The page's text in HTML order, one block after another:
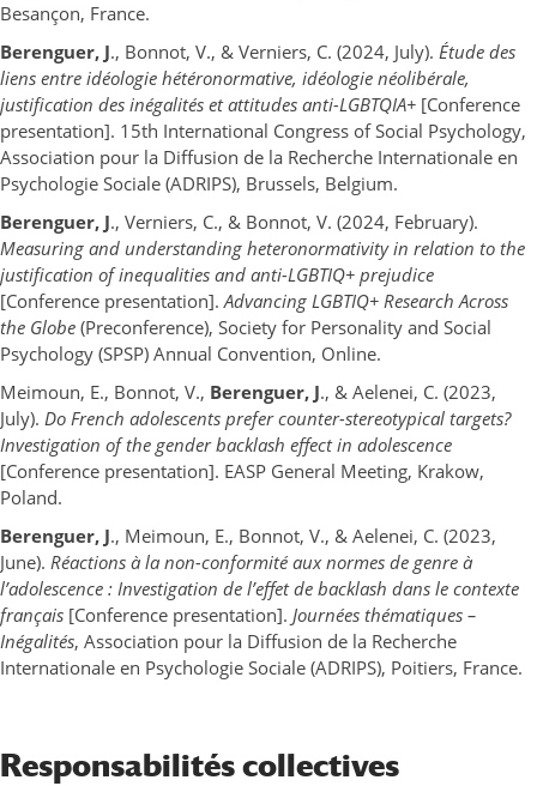
Besançon, France.
Berenguer, J., Bonnot, V., & Verniers, C. (2024, July). Étude des
liens entre idéologie hétéronormative, idéologie néolibérale,
justification des inégalités et attitudes anti-LGBTQIA+ [Conference
presentation]. 15th International Congress of Social Psychology,
Association pour la Diffusion de la Recherche Internationale en
Psychologie Sociale (ADRIPS), Brussels, Belgium.
Berenguer, J., Verniers, C., & Bonnot, V. (2024, February).
Measuring and understanding heteronormativity in relation to the
justification of inequalities and anti-LGBTIQ+ prejudice
[Conference presentation].Advancing LGBTIQ+ Research Across
the Globe (Preconference), Society for Personality and Social
Psychology (SPSP) Annual Convention, Online.
Meimoun, E., Bonnot, V., Berenguer, J., & Aelenei, C. (2023,
July). Do French adolescents prefer counter-stereotypical targets?
Investigation of the gender backlash effect in adolescence
[Conference presentation]. EASP General Meeting, Krakow,
Poland.
Berenguer, J., Meimoun, E., Bonnot, V., & Aelenei, C. (2023,
June). Réactions à la non-conformité aux normes de genre à
l’adolescence : Investigation de l’effet de backlash dans le contexte
français [Conference presentation]. Journées thématiques –
Inégalités, Association pour la Diffusion de la Recherche
Internationale en Psychologie Sociale (ADRIPS), Poitiers, France.
Responsabilités collectives